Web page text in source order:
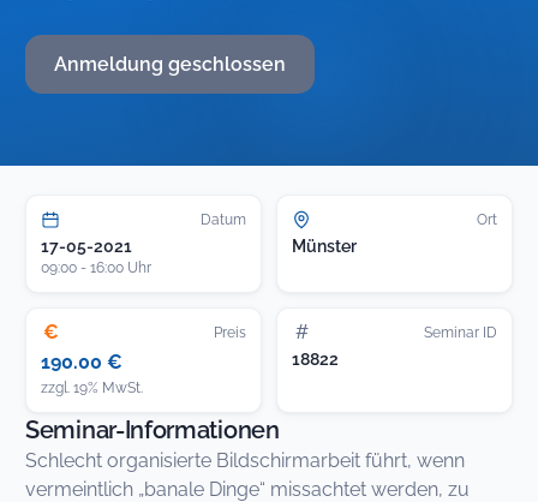
Anmeldung geschlossen
Datum
17-05-2021
09:00 - 16:00 Uhr
Ort
Münster
€ Preis
190.00 €
zzgl. 19% MwSt.
# Seminar ID
18822
Seminar-Informationen
Schlecht organisierte Bildschirmarbeit führt, wenn
vermeintlich „banale Dinge“ missachtet werden, zu